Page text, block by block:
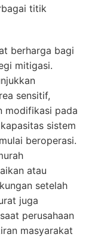
titik
berharga bagi
mitigasi.
sensitif,
modifikasi pada
sistem
beroperasi.
atau
setelah
juga
perusahaan
masyarakat